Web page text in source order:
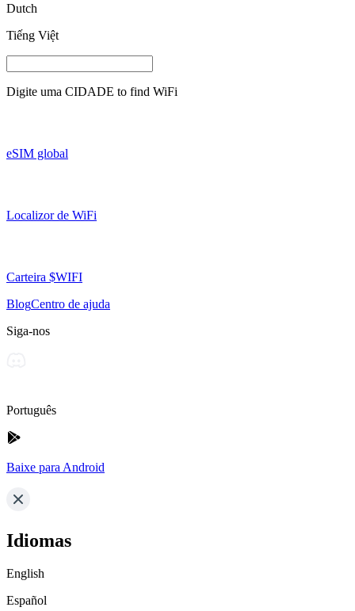
Dutch
Tiếng Việt
Digite uma CIDADE to find WiFi
eSIM global
Localizor de WiFi
Carteira $WIFI
BlogCentro de ajuda
Siga-nos
Português
Baixe para Android
Idiomas
English
Español